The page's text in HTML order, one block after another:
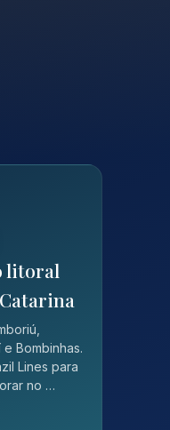
litoral
e Bombinhas.
Lines para
no …